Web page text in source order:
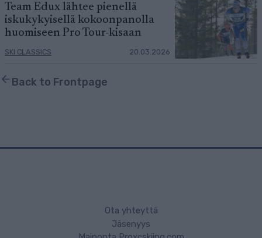
Team Edux lähtee pienellä
iskukykyisellä kokoonpanolla
huomiseen Pro Tour-kisaan
SKI CLASSICS 20.03.2026
Back to Frontpage
Ota yhteyttä
Jäsenyys